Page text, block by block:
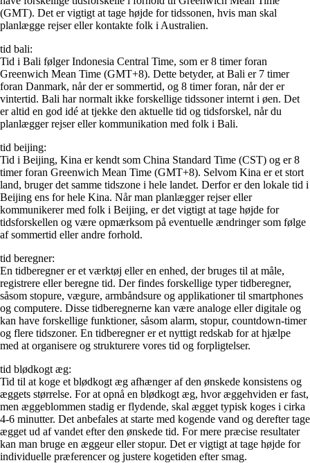
(GMT). Det er vigtigt at tage højde for tidssonen, hvis man skal
planlægge rejser eller kontakte folk i Australien.
tid bali:
Tid i Bali følger Indonesia Central Time, som er 8 timer foran
Greenwich Mean Time (GMT+8). Dette betyder, at Bali er 7 timer
foran Danmark, når der er sommertid, og 8 timer foran, når der er
vintertid. Bali har normalt ikke forskellige tidssoner internt i øen. Det
er altid en god idé at tjekke den aktuelle tid og tidsforskel, når du
planlægger rejser eller kommunikation med folk i Bali.
tid beijing:
Tid i Beijing, Kina er kendt som China Standard Time (CST) og er 8
timer foran Greenwich Mean Time (GMT+8). Selvom Kina er et stort
land, bruger det samme tidszone i hele landet. Derfor er den lokale tid i
Beijing ens for hele Kina. Når man planlægger rejser eller
kommunikerer med folk i Beijing, er det vigtigt at tage højde for
tidsforskellen og være opmærksom på eventuelle ændringer som følge
af sommertid eller andre forhold.
tid beregner:
En tidberegner er et værktøj eller en enhed, der bruges til at måle,
registrere eller beregne tid. Der findes forskellige typer tidberegner,
såsom stopure, vægure, armbåndsure og applikationer til smartphones
og computere. Disse tidberegnerne kan være analoge eller digitale og
kan have forskellige funktioner, såsom alarm, stopur, countdown-timer
og flere tidszoner. En tidberegner er et nyttigt redskab for at hjælpe
med at organisere og strukturere vores tid og forpligtelser.
tid blødkogt æg:
Tid til at koge et blødkogt æg afhænger af den ønskede konsistens og
æggets størrelse. For at opnå en blødkogt æg, hvor æggehviden er fast,
men æggeblommen stadig er flydende, skal ægget typisk koges i cirka
4-6 minutter. Det anbefales at starte med kogende vand og derefter tage
ægget ud af vandet efter den ønskede tid. For mere præcise resultater
kan man bruge en æggeur eller stopur. Det er vigtigt at tage højde for
individuelle præferencer og justere kogetiden efter smag.